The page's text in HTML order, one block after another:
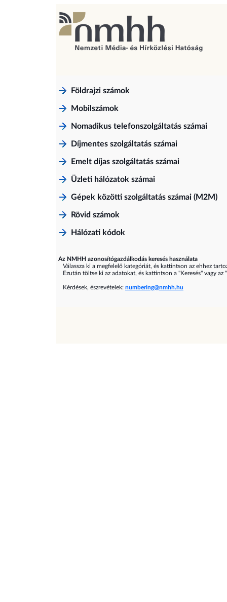
Földrajzi számok
Mobilszámok
Nomadikus telefonszolgáltatás számai
Díjmentes szolgáltatás számai
Emelt díjas szolgáltatás számai
Üzleti hálózatok számai
Gépek közötti szolgáltatás számai (M2M)
Rövid számok
Hálózati kódok
Az NMHH azonosítógazdálkodás keresés használata
Válassza ki a megfelelő kategóriát, és kattintson az ehhez
Ezután töltse ki az adatokat, és kattintson a "Keresés" vagy az
Kérdések, észrevételek: numbering@nmhh.hu